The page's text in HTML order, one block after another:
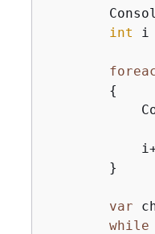
int i
{
        }
var
while